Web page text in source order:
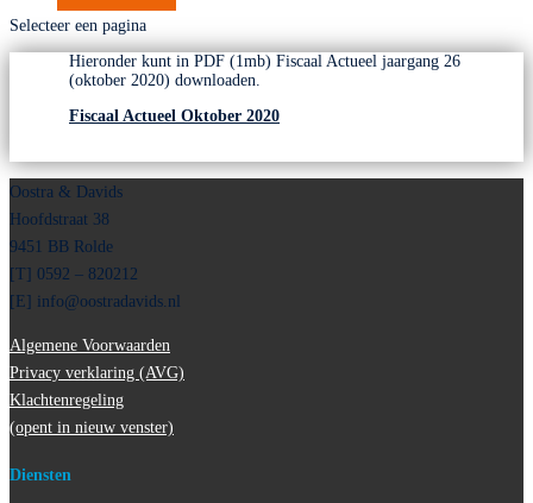
Selecteer een pagina
Hieronder kunt in PDF (1mb) Fiscaal Actueel jaargang 26
(oktober 2020) downloaden.
Fiscaal Actueel Oktober 2020
Oostra & Davids
Hoofdstraat 38
9451 BB Rolde
[T] 0592 – 820212
[E] info@oostradavids.nl
Algemene Voorwaarden
Privacy verklaring (AVG)
Klachtenregeling
(opent in nieuw venster)
Diensten